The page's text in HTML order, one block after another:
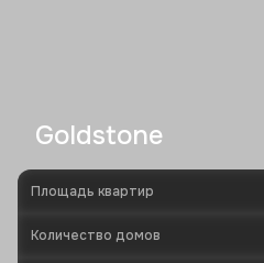
Goldstone
Площадь квартир
Количество домов